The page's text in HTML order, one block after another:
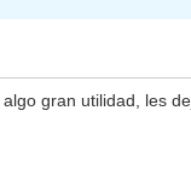
gran utilidad, les